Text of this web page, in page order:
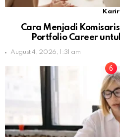
Karir
Cara Menjadi
Portfolio Career
August 4, 2026, 1:31 am